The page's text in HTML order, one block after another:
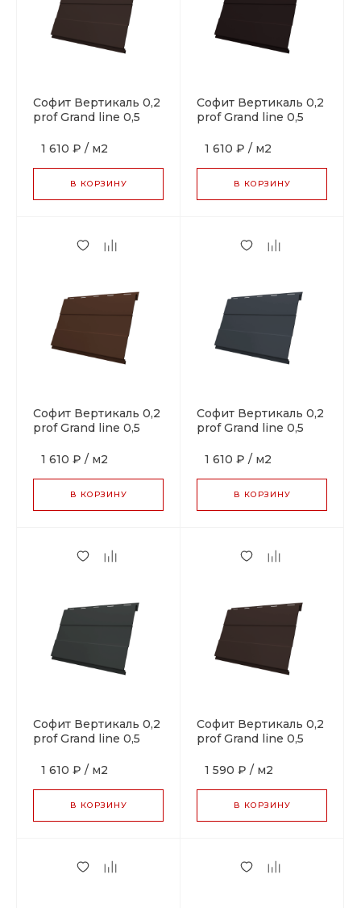
Софит Вертикаль 0,2
prof Grand line 0,5
32 темно-
1 610 ₽ / м2
В КОРЗИНУ
Софит Вертикаль 0,2
prof Grand line 0,5
RAL 9005 черный
1 610 ₽ / м2
В КОРЗИНУ
Софит Вертикаль 0,2
prof Grand line 0,5
RAL 8017 шоколад
1 610 ₽ / м2
В КОРЗИНУ
Софит Вертикаль 0,2
prof Grand line 0,5
RAL 7024 мокрый
1 610 ₽ / м2
В КОРЗИНУ
Софит Вертикаль 0,2
prof Grand line 0,5
RAL 7016
1 610 ₽ / м2
В КОРЗИНУ
Софит Вертикаль 0,2
prof Grand line 0,5
коричневый
1 590 ₽ / м2
В КОРЗИНУ